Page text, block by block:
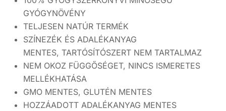
GYÓGYNÖVÉNY
TELJESEN NATÚR TERMÉK
SZÍNEZÉK ÉS ADALÉKANYAG
MENTES, TARTÓSÍTÓSZERT NEM TARTALMAZ
NEM OKOZ FÜGGŐSÉGET, NINCS ISMERETES
MELLÉKHATÁSA
GMO MENTES, GLUTÉN MENTES
HOZZÁADOTT ADALÉKANYAG MENTES